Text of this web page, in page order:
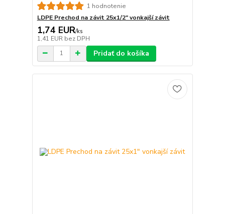
1 hodnotenie
LDPE Prechod na závit 25x1/2" vonkajší závit
1,74 EUR/ks
1,41 EUR bez DPH
Pridať do košíka